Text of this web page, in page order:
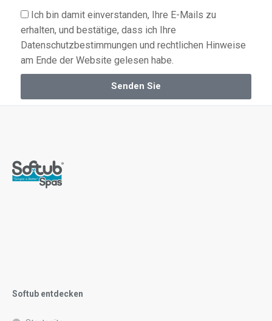
Ich bin damit einverstanden, Ihre E-Mails zu
erhalten, und bestätige, dass ich Ihre
Datenschutzbestimmungen und rechtlichen Hinweise
am Ende der Website gelesen habe.
Senden Sie
Softub entdecken